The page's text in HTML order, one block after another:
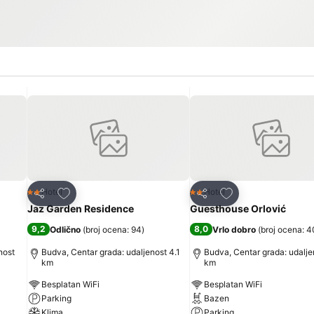
Deli
Dodati u favorite
2 Zvezdice
Hotel
Jaz Garden Residence
9,2 Odlično (broj ocena: 94)
Budva, Centar grada: udaljenost 4.1
km
Besplatan WiFi
Parking
Deli
Dodati u favorite
2 Zvezdice
Hotel
Guesthouse Orlović
8,0 Vrlo dobro (broj ocena:
Budva, Centar grada:
km
Besplatan WiFi
Bazen